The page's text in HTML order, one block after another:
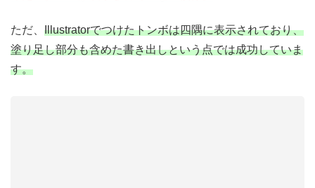
ただ、 Illustratorでつけたトンボは四隅に表示されており、
塗り足し部分も含めた書き出しという点では成功していま
す。